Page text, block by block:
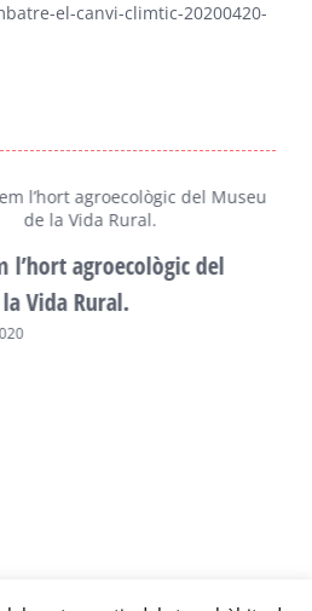
el-canvi-climtic-20200420-
l’hort agroecològic del
Vida Rural.